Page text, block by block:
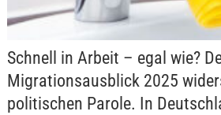
Schnell in Arbeit – egal wie?
Migrationsausblick 2025
politischen Parole. In